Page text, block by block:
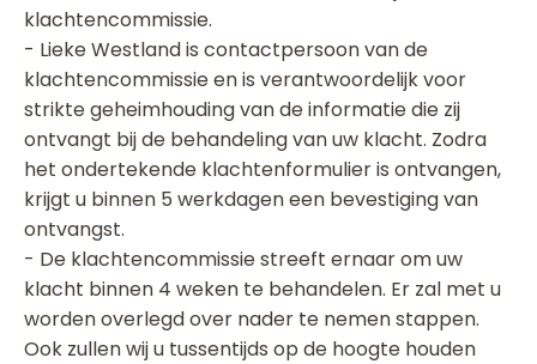
klachtencommissie.
- Lieke Westland is contactpersoon van de
klachtencommissie en is verantwoordelijk voor
strikte geheimhouding van de informatie die zij
ontvangt bij de behandeling van uw klacht. Zodra
het ondertekende klachtenformulier is ontvangen,
krijgt u binnen 5 werkdagen een bevestiging van
ontvangst.
- De klachtencommissie streeft ernaar om uw
klacht binnen 4 weken te behandelen. Er zal met u
worden overlegd over nader te nemen stappen.
Ook zullen wij u tussentijds op de hoogte houden